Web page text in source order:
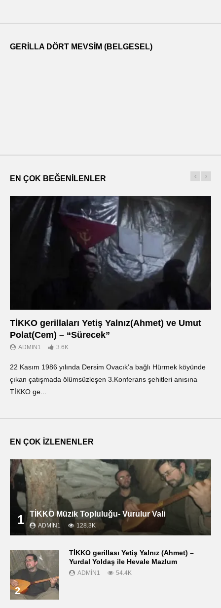
GERILLA DÖRT MEVSIM (BELGESEL)
EN ÇOK BEĞENILENLER
TİKKO gerillaları Yetiş Yalnız(Ahmet) ve Umut
Polat(Cem) – “Sürecek”
ADMIN1 3.6K
22 Kasım 1986 yılında Dersim Ovacık’a bağlı Hürmek köyünde
çıkan çatışmada ölümsüzleşen 3.Konferans şehitleri anısına
TİKKO ge...
EN ÇOK İZLENENLER
1 TİKKO Müzik Topluluğu- Vurulur Vali
ADMIN1 128.3K
2
TİKKO gerillası Yetiş Yalnız (Ahmet) –
Yurdal Yoldaş ile Hevale Mazlum
ADMIN1 54.4K